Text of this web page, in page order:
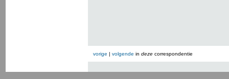
vorige | volgende in deze correspondentie